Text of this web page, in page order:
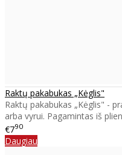
Raktų pakabukas „Kėglis"
Raktų pakabukas „Kėglis" -
arba vyrui. Pagamintas iš
€790
Daugiau